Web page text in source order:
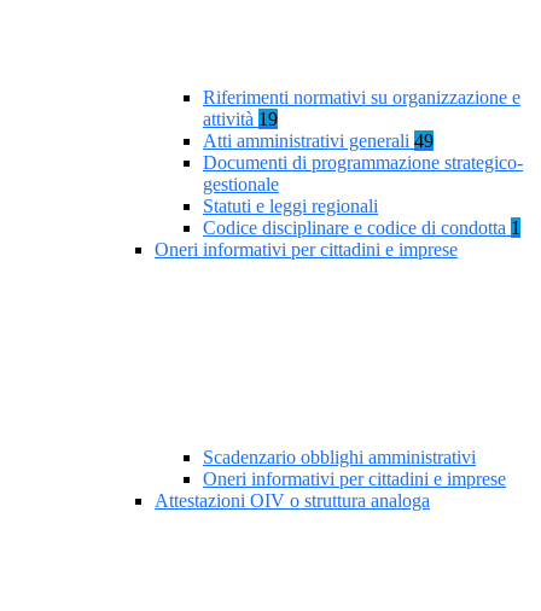
Riferimenti normativi su organizzazione e
attività 19
Atti amministrativi generali 49
Documenti di programmazione strategico-
gestionale
Statuti e leggi regionali
Codice disciplinare e codice di condotta 1
Oneri informativi per cittadini e imprese
Scadenzario obblighi amministrativi
Oneri informativi per cittadini e imprese
Attestazioni OIV o struttura analoga